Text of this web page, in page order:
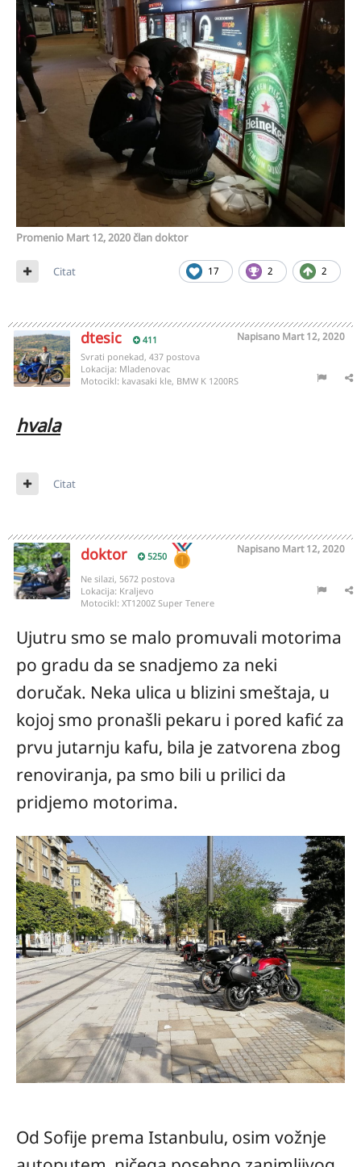
Promenio Mart 12, 2020član doktor
17 2 2
Citat
dtesic 411 Napisano Mart 12, 2020
Svrati ponekad, 437 postova
Lokacija: Mladenovac
Motocikl: kavasaki kle, BMW K 1200RS
hvala
Citat
doktor 5250
Napisano Mart 12, 2020
Ne silazi, 5672 postova
Lokacija: Kraljevo
Motocikl: XT1200Z Super Tenere
Ujutru smo se malo promuvali motorima
po gradu da se snadjemo za neki
doručak. Neka ulica u blizini smeštaja, u
kojoj smo pronašli pekaru i pored kafić za
prvu jutarnju kafu, bila je zatvorena zbog
renoviranja, pa smo bili u prilici da
pridjemo motorima.
Od Sofije prema Istanbulu, osim vožnje